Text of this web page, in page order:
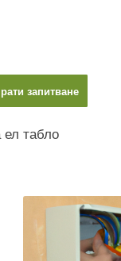
запитване
табло